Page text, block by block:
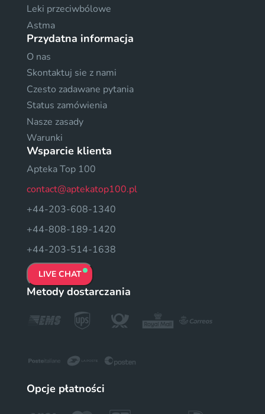
Leki przeciwbólowe
Astma
Przydatna informacja
O nas
Skontaktuj sie z nami
Czesto zadawane pytania
Status zamówienia
Nasze zasady
Warunki
Wsparcie klienta
Apteka Top 100
contact@aptekatop100.pl
+44-203-608-1340
+44-808-189-1420
+44-203-514-1638
LIVE CHAT
Metody dostarczania
Opcje płatności